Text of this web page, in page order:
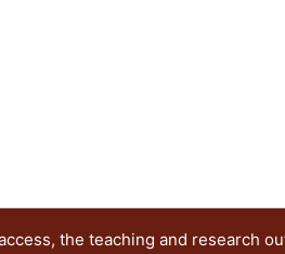
the teaching and research